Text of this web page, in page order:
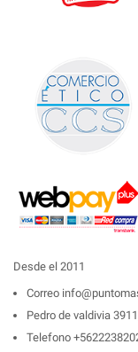
Desde el 2011
Correo
Pedro de valdivia
Telefono